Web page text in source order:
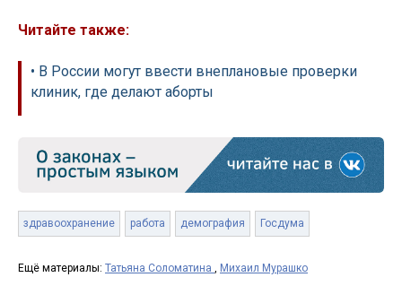
Читайте также:
• В России могут ввести внеплановые проверки
клиник, где делают аборты
здравоохранение работа демография Госдума
Ещё материалы: Татьяна Соломатина , Михаил Мурашко